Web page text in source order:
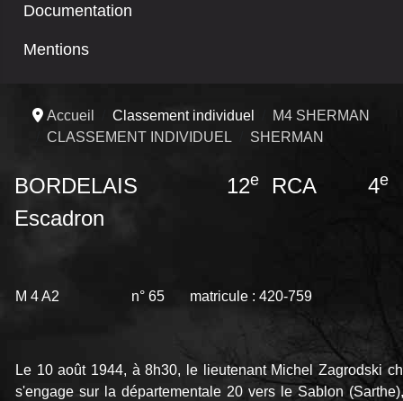
Documentation
Mentions
Accueil Classement individuel
M4 SHERMAN
CLASSEMENT INDIVIDUEL
SHERMAN
BORDELAIS 12e RCA 4e
Escadron
M 4 A2 n° 65 matricule :
Le 10 août 1944, à 8h30, le lieutenant Michel Zagrodski
s'engage sur la départementale 20 vers le Sablon